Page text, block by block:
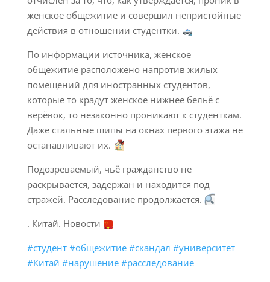
женское общежитие и совершил непристойные
действия в отношении студентки.
По информации источника, женское
общежитие расположено напротив жилых
помещений для иностранных студентов,
которые то крадут женское нижнее бельё с
верёвок, то незаконно проникают к студенткам.
Даже стальные шипы на окнах первого этажа не
останавливают их.
Подозреваемый, чьё гражданство не
раскрывается, задержан и находится под
стражей. Расследование продолжается.
. Китай. Новости
#студент #общежитие #скандал #университет
#Китай #нарушение #расследование